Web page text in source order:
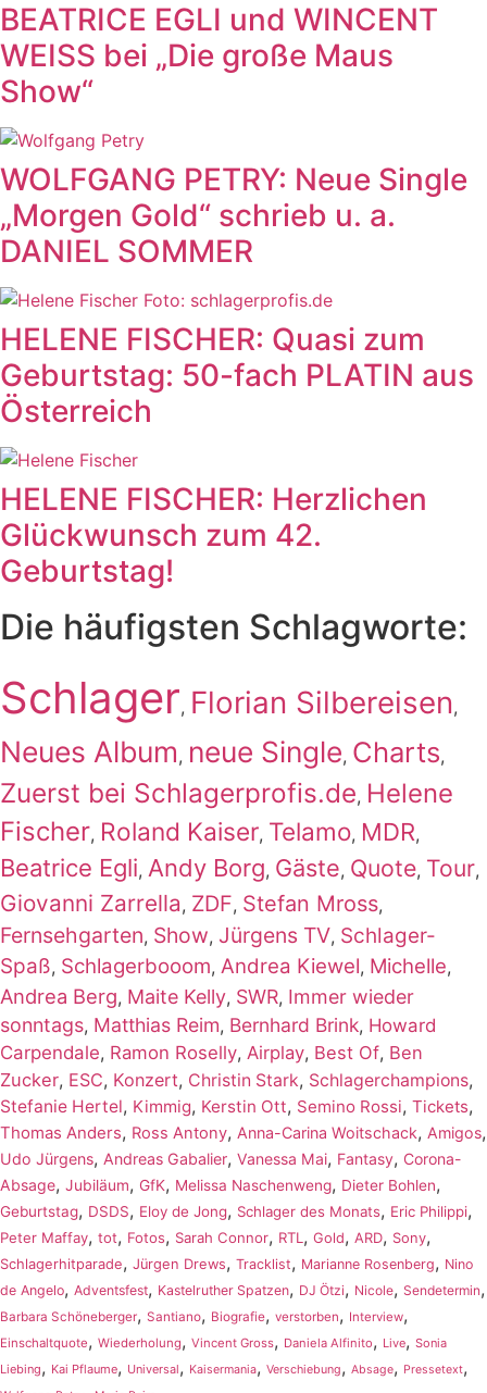
BEATRICE EGLI und WINCENT
WEISS bei „Die große Maus
Show“
WOLFGANG PETRY: Neue Single
„Morgen Gold“ schrieb u. a.
DANIEL SOMMER
HELENE FISCHER: Quasi zum
Geburtstag: 50-fach PLATIN aus
Österreich
HELENE FISCHER: Herzlichen
Glückwunsch zum 42.
Geburtstag!
Die häufigsten Schlagworte:
Schlager, Florian Silbereisen,
Neues Album, neue Single, Charts,
Zuerst bei Schlagerprofis.de, Helene
Fischer, Roland Kaiser, Telamo, MDR,
Beatrice Egli, Andy Borg, Gäste, Quote, Tour,
Giovanni Zarrella, ZDF, Stefan Mross,
Fernsehgarten, Show, Jürgens TV, Schlager-
Spaß, Schlagerbooom, Andrea Kiewel, Michelle,
Andrea Berg, Maite Kelly, SWR, Immer wieder
sonntags, Matthias Reim, Bernhard Brink, Howard
Carpendale, Ramon Roselly, Airplay, Best Of, Ben
Zucker, ESC, Konzert, Christin Stark, Schlagerchampions,
Stefanie Hertel, Kimmig, Kerstin Ott, Semino Rossi, Tickets,
Thomas Anders, Ross Antony, Anna-Carina Woitschack, Amigos,
Udo Jürgens, Andreas Gabalier, Vanessa Mai, Fantasy, Corona-
Absage, Jubiläum, GfK, Melissa Naschenweng, Dieter Bohlen,
Geburtstag, DSDS, Eloy de Jong, Schlager des Monats, Eric Philippi,
Peter Maffay, tot, Fotos, Sarah Connor, RTL , Gold, ARD, Sony,
Schlagerhitparade, Jürgen Drews, Tracklist, Marianne Rosenberg, Nino
de Angelo, Adventsfest, Kastelruther Spatzen, DJ Ötzi, Nicole, Sendetermin,
Barbara Schöneberger, Santiano, Biografie, verstorben, Interview,
Einschaltquote, Wiederholung, Vincent Gross, Daniela Alfinito, Live, Sonia
Liebing, Kai Pflaume, Universal, Kaisermania, Verschiebung, Absage, Pressetext,